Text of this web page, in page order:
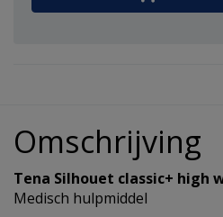
Omschrijving
Tena Silhouet classic+ high
Medisch hulpmiddel